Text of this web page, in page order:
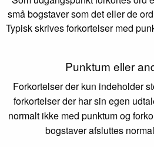
små bogstaver som det eller de
Typisk skrives forkortelser med
Punktum eller
Forkortelser der kun indeholder
forkortelser der har sin egen
normalt ikke med punktum og
bogstaver afsluttes